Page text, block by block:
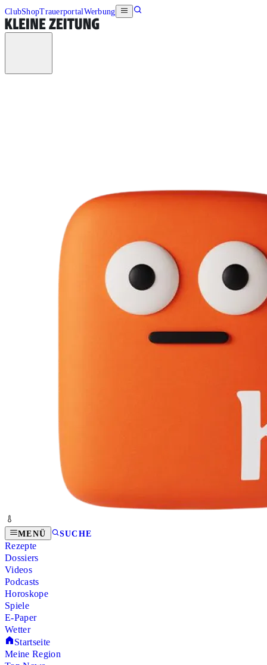
ClubShopTrauerportalWerbung
MENÜ SUCHE
Rezepte
Dossiers
Videos
Podcasts
Horoskope
Spiele
E-Paper
Wetter
Startseite
Meine Region